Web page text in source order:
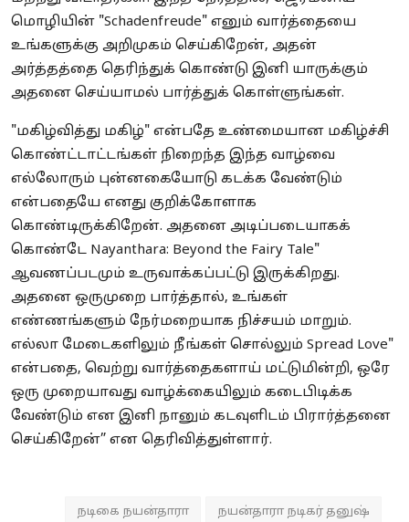
மொழியின் "Schadenfreude" எனும் வார்த்தையை
உங்களுக்கு அறிமுகம் செய்கிறேன், அதன்
அர்த்தத்தை தெரிந்துக் கொண்டு இனி யாருக்கும்
அதனை செய்யாமல் பார்த்துக் கொள்ளுங்கள்.
"மகிழ்வித்து மகிழ்" என்பதே உண்மையான மகிழ்ச்சி
கொண்ட்டாட்டங்கள் நிறைந்த இந்த வாழ்வை
எல்லோரும் புன்னகையோடு கடக்க வேண்டும்
என்பதையே எனது குறிக்கோளாக
கொண்டிருக்கிறேன். அதனை அடிப்படையாகக்
கொண்டே Nayanthara: Beyond the Fairy Tale"
ஆவணப்படமும் உருவாக்கப்பட்டு இருக்கிறது.
அதனை ஒருமுறை பார்த்தால், உங்கள்
எண்ணங்களும் நேர்மறையாக நிச்சயம் மாறும்.
எல்லா மேடைகளிலும் நீங்கள் சொல்லும் Spread Love"
என்பதை, வெற்று வார்த்தைகளாய் மட்டுமின்றி, ஒரே
ஒரு முறையாவது வாழ்க்கையிலும் கடைபிடிக்க
வேண்டும் என இனி நானும் கடவுளிடம் பிரார்த்தனை
செய்கிறேன்” என தெரிவித்துள்ளார்.
நடிகை நயன்தாரா நயன்தாரா நடிகர் தனுஷ்